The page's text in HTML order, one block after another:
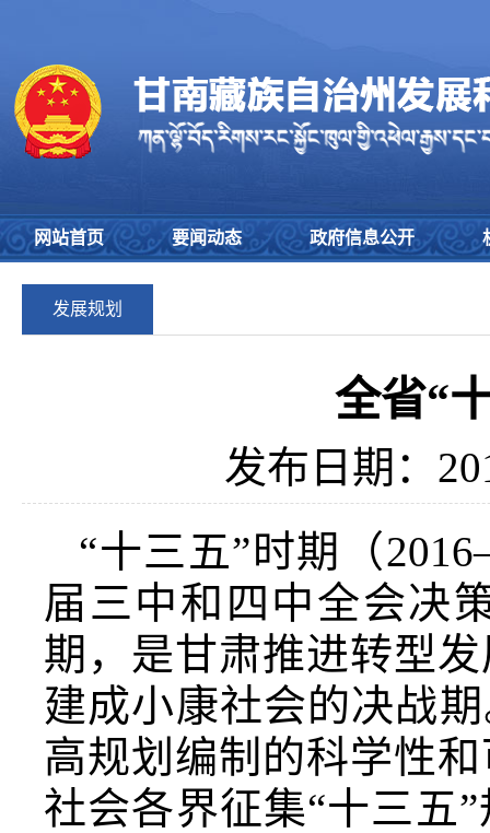
网站首页 要闻动态 政府信息公开
发展规划
全省“
发布日期：
“十三五”时期（
届三中和四中全会决
期，是甘肃推进转型
建成小康社会的决战
高规划编制的科学性
社会各界征集“十三五